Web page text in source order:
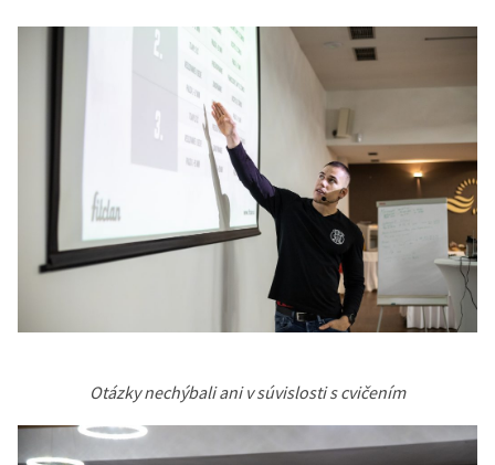
Otázky nechýbali ani v súvislosti s cvičením